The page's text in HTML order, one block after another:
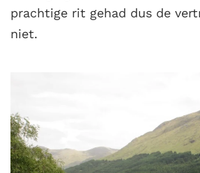
prachtige rit gehad dus de
niet.